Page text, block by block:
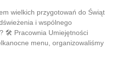
wielkich przygotowań do Świąt
i wspólnego
🛠 Pracownia Umiejętności
menu, organizowaliśmy